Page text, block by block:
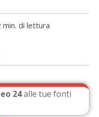
min. di lettura
24alle tue fonti